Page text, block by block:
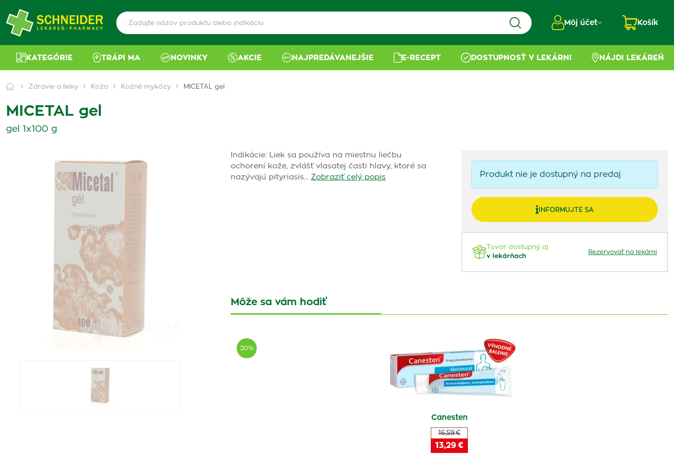
Môj účet Košík
KATEGÓRIE TRÁPI MA NOVINKY AKCIE NAJPREDÁVANEJŠIE E-RECEPT DOSTUPNOSŤ V LEKÁRNI NÁJDI LEKÁREŇ
Zdravie a lieky Koža Kožné mykózy MICETAL gel
MICETAL gel
gel 1x100 g
Indikácie: Liek sa používa na miestnu liečbu
ochorení kože, zvlášť vlasatej časti hlavy, ktoré sa
nazývajú pityriasis… Zobraziť celý popis Produkt nie je dostupný na predaj
INFORMUJTE SA
Tovar dostupný aj
v lekárňach
Rezervovať na lekárni
Môže sa vám hodiť
20%
Canesten
16,59 €
13,29 €